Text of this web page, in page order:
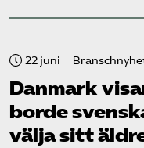
22 juni
Danmark
borde
välja sitt